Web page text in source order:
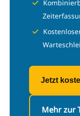
Jetzt
Mehr zur